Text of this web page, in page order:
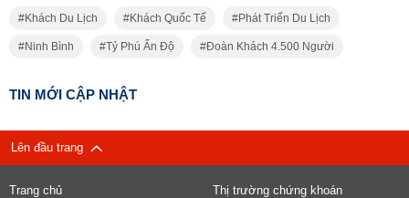
Khách Du Lịch Khách Quốc Tế Phát Triển Du Lịch
Ninh Bình Tỷ Phú Ấn Độ Đoàn Khách 4.500 Người
TIN MỚI CẬP NHẬT
Lên đầu trang
Trang chủ Thị trường chứng khoán